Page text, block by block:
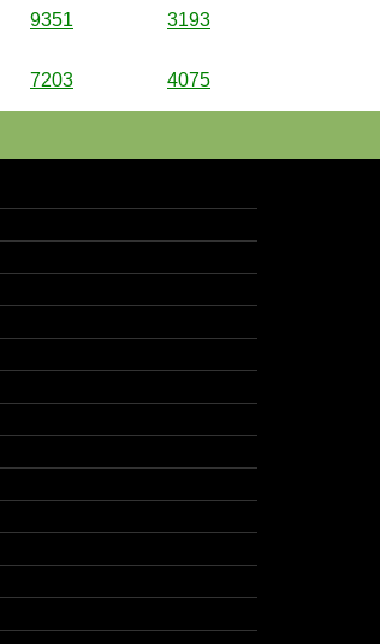
9351 3193
7203 4075